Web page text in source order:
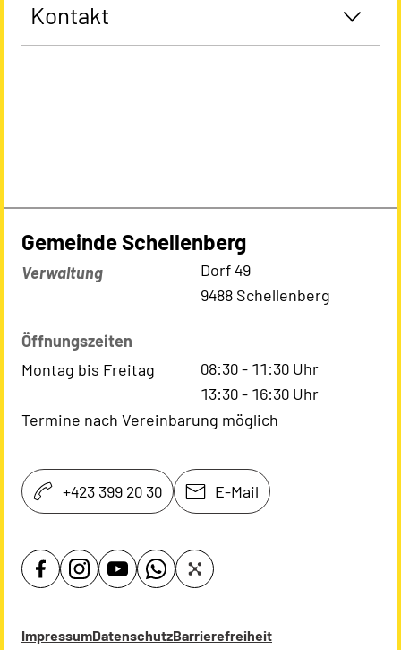
Kontakt
Gemeinde Schellenberg
Verwaltung
Dorf 49
9488 Schellenberg
Öffnungszeiten
Montag bis Freitag
08:30- 11:30 Uhr
13:30- 16:30 Uhr
Termine nach Vereinbarung möglich
+423 399 20 30 E-Mail
ImpressumDatenschutzBarrierefreiheit